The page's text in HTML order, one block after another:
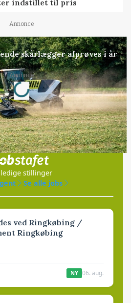
indstillet til pris
Annonce
skårlægger afprøves i år
Annonce
Loading...
Jobs
med
ledige stillinger
Se alle jobs
ved Ringkøbing /
Ringkøbing
NY 06. aug.